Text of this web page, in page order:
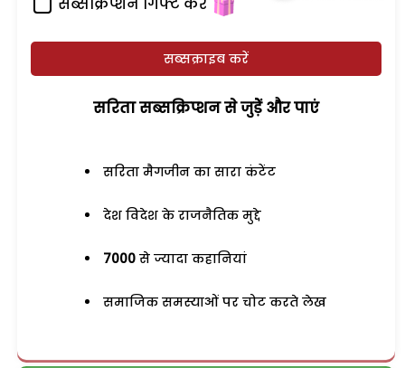
सब्सक्राइब करें
सरिता सब्सक्रिप्शन से जुड़ेें और पाएं
सरिता मैगजीन का सारा कंटेंट
देश विदेश के राजनैतिक मुद्दे
7000 से ज्यादा कहानियां
समाजिक समस्याओं पर चोट करते लेख